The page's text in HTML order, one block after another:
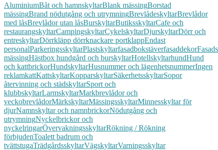
AluminiumBåt och hamnskyltarBlank mässingBorstad
mässingBrand nödutgång och utrymningBrevlådeskyltarBrevlådor
med låsBrevlådor utan låsBurskyltarButiksskyltarCafe och
restaurangskyltarCampingskyltarCykelskyltarDjurskyltarDörr och
entreskyltarDörrkläpp dörrknackare portklappEndast
personalParkeringsskyltarPlastskyltarfasadbokstäverfasaddekor
mässingHästbox hundgård och burskyltarHotellskyltarhundHund
och kattbrickorHundskyltarHusnummer och lägenhetsnummerIngen
reklamkattKattskyltarKopparskyltarSäkerhetsskyltarSopor
återvinning och städskyltarSport och
klubbskyltarLarmskyltarMarkbrevlådor och
veckobrevlådorMärkskyltarMässingsskyltarMinnesskyltar för
djurNamnskyltar och namnbrickorNödutgång och
utrymningNyckelbrickor och
nyckelringarÖvervakningsskyltarRökning / Rökning
förbjudenToalett badrum och
tvättstugaTrädgårdsskyltarVägskyltarVarningsskyltar